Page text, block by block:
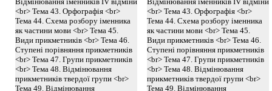
<br> Тема 43. Орфографія <br>
Тема 44. Схема розбору іменника
як частини мови <br> Тема 45.
Види прикметників <br> Тема 46.
Ступені порівняння прикметників
<br> Тема 47. Групи прикметників
<br> Тема 48. Відмінювання
прикметників твердої групи <br>
Тема 49. Відмінювання
<br> Тема 43. Орфографія <br>
Тема 44. Схема розбору іменника
як частини мови <br> Тема 45.
Види прикметників <br> Тема 46.
Ступені порівняння прикметників
<br> Тема 47. Групи прикметників
<br> Тема 48. Відмінювання
прикметників твердої групи <br>
Тема 49. Відмінювання